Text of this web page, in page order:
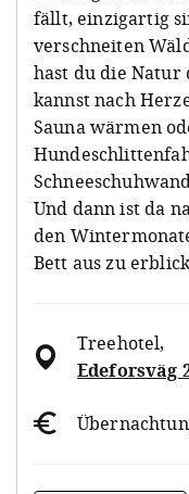
fällt, einzigartig
verschneiten
hast du die Natur
kannst nach
Sauna wärmen
Und dann ist da
den
Bett aus zu
Treehotel,
Edeforsväg